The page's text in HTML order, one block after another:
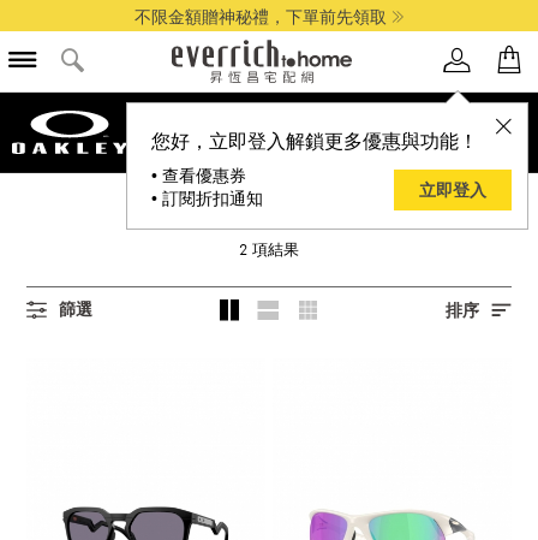
不限金額贈神秘禮，下單前先領取
您好，立即登入解鎖更多優惠與功能！
• 查看優惠券
• 訂閱折扣通知
立即登入
OAKLEY 歐克利
2 項結果
篩選 排序